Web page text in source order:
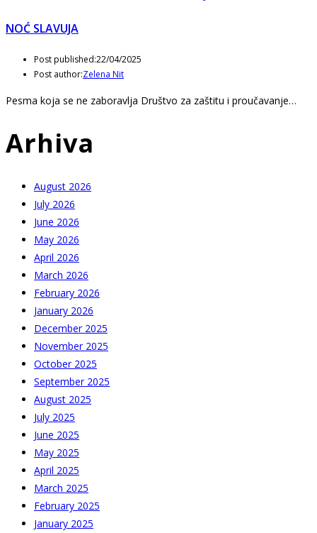
NOĆ SLAVUJA
Post published:22/04/2025
Post author:Zelena Nit
Pesma koja se ne zaboravlja Društvo za zaštitu i proučavanje…
Arhiva
August 2026
July 2026
June 2026
May 2026
April 2026
March 2026
February 2026
January 2026
December 2025
November 2025
October 2025
September 2025
August 2025
July 2025
June 2025
May 2025
April 2025
March 2025
February 2025
January 2025